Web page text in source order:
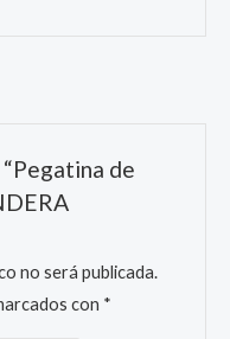
de
no será publicada.
con *